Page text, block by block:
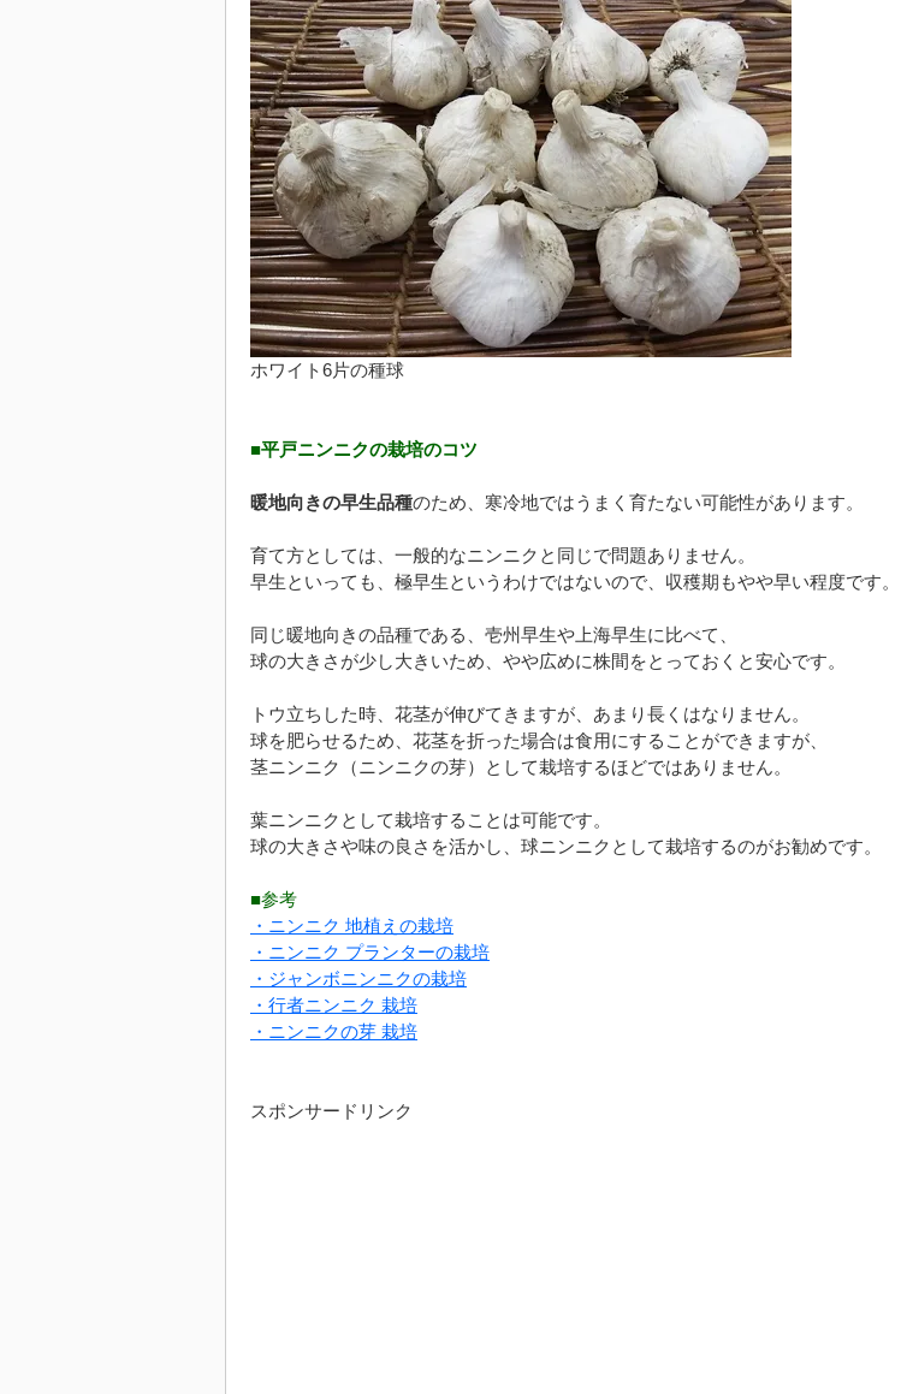
ホワイト6片の種球
■平戸ニンニクの栽培のコツ
暖地向きの早生品種のため、寒冷地ではうまく育たない可能性があります。
育て方としては、一般的なニンニクと同じで問題ありません。
早生といっても、極早生というわけではないので、収穫期もやや早い程度です。
同じ暖地向きの品種である、壱州早生や上海早生に比べて、
球の大きさが少し大きいため、やや広めに株間をとっておくと安心です。
トウ立ちした時、花茎が伸びてきますが、あまり長くはなりません。
球を肥らせるため、花茎を折った場合は食用にすることができますが、
茎ニンニク（ニンニクの芽）として栽培するほどではありません。
葉ニンニクとして栽培することは可能です。
球の大きさや味の良さを活かし、球ニンニクとして栽培するのがお勧めです。
■参考
・ニンニク 地植えの栽培
・ニンニク プランターの栽培
・ジャンボニンニクの栽培
・行者ニンニク 栽培
・ニンニクの芽 栽培
スポンサードリンク